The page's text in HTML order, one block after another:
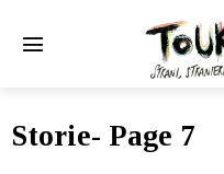
Storie- Page 7